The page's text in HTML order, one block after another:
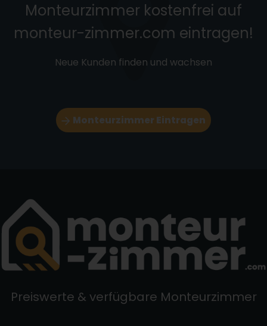
Monteurzimmer kostenfrei auf
monteur-zimmer.com eintragen!
Neue Kunden finden und wachsen
Monteurzimmer Eintragen
Preiswerte & verfügbare Monteurzimmer